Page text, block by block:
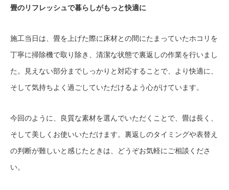
畳のリフレッシュで暮らしがもっと快適に
施工当日は、畳を上げた際に床材との間にたまっていたホコリを
丁寧に掃除機で取り除き、清潔な状態で裏返しの作業を行いまし
た。見えない部分までしっかりと対応することで、より快適に、
そして気持ちよく過ごしていただけるよう心がけています。
今回のように、良質な素材を選んでいただくことで、畳は長く、
そして美しくお使いいただけます。裏返しのタイミングや表替え
の判断が難しいと感じたときは、どうぞお気軽にご相談くださ
い。